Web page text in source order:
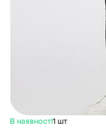
В наявності1 шт